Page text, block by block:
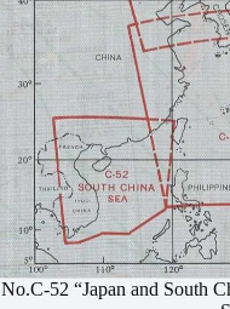
No.C-52 “Japan and South